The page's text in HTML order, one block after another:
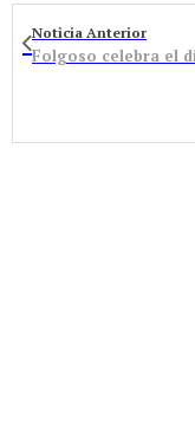
Noticia Anterior